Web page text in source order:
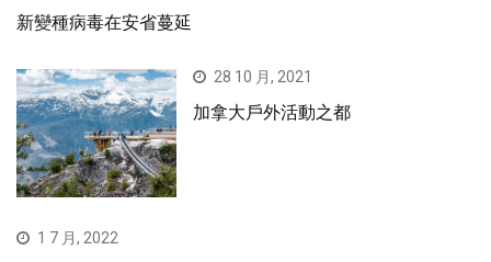
新變種病毒在安省蔓延
28 10 月, 2021
加拿大戶外活動之都
1 7 月, 2022